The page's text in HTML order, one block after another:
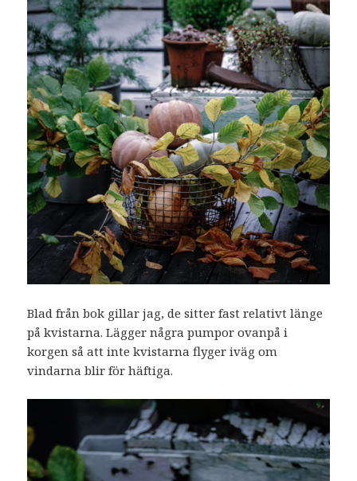
Blad från bok gillar jag, de sitter fast relativt länge
på kvistarna. Lägger några pumpor ovanpå i
korgen så att inte kvistarna flyger iväg om
vindarna blir för häftiga.